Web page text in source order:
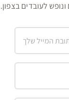
לעובדים בצפון.